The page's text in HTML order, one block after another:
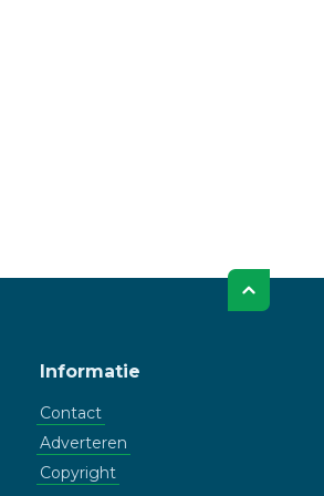
Informatie
Contact
Adverteren
Copyright